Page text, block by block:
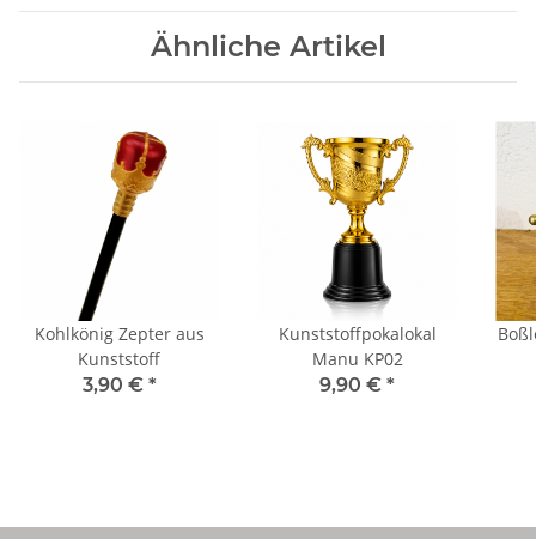
Ähnliche Artikel
Kohlkönig Zepter aus
Kunststoff
3,90 € *
Kunststoffpokalokal
Manu KP02
9,90 € *